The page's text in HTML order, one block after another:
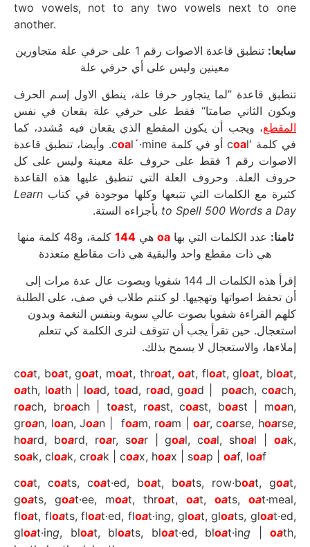
two vowels, not to any two vowels next to one
another.
سابعا:
تنطبق قاعدة الاصوات رقم 1 على حرفي علة متجاورين
معينين وليس على أي حرفي علة
تنطبق قاعدة ”لما يتجاور حرفا علة، ينطق الاول إسم الحرف
ويكون الثاني صامتا“ فقط على حرفي علة يقعان في نفس
المقطع، ويجب أن يكون المقطع الذي يقعان فيه مُشدد، كما
في كلمة ′c oal أو في كلمة c oa l´·mine. وأيضا، تنطبق قاعدة
الاصوات رقم 1 فقط على حروف علة معينة وليس على كل
حروف العلة. وحروف العلة التي تنطبق عليها هذه القاعدة
كثيرة مع الكلمات التي تتبعها وكلها موجودة في كتاب Learn
to Spell 500 Words a Day بأجزاءه الستة.
ثامنا: عدد الكلمات التي بهاoa هي144
كلمة، و48 كلمة منها
هي ذات مقطع واحد والبقية هي ذات مقاطع متعددة
إقرأ هذه الكلمات الـ 144 شفويا وبصوت عال عدة مرات إلى
أن تحفظ اصواتها وتهجيها. لو كنتم طلاب في صف، على الطلبة
كلهم القراءة شفويا بصوت عالي سوية وبنفس النغمة وبدون
استعجال. حين تقرأ يجب أن تتوقف لترى الكلمة كي تتعلم
إملاءها، والاستعجال لا يسمح بذلك.
coat, boat, goat, moat, throat,oat, float, gloat, bloat,
oath, loath | load, toad, road, goad | poach, coach,
roach, broach | toast, roast, coast, boast | moan,
groan, loan, Joan | foam, roam | oar, coarse, hoarse,
hoard, board, roar, soar | goal, coal, shoal |oak,
soak, cloak, croak | coax, hoax | soap | oaf, loaf
coat, coats, coat·ed, boat, boats, row·boat, goat,
goats, goat·ee, moat, throat, oat, oats, oat·meal,
float, floats, float·ed, float·ing, gloat, gloats, gloat·ed,
gloat·ing, bloat, bloats, bloat·ed, bloat·ing oath,